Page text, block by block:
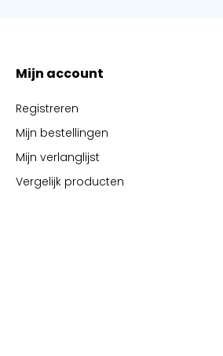
Mijn account
Registreren
Mijn bestellingen
Mijn verlanglijst
Vergelijk producten